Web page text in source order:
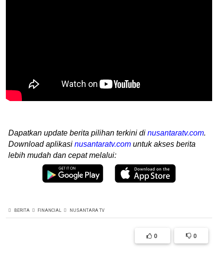
Dapatkan update berita pilihan terkini di nusantaratv.com.
Download aplikasi nusantaratv.com untuk akses berita
lebih mudah dan cepat melalui:
BERITA FINANCIAL NUSANTARA TV
0 0